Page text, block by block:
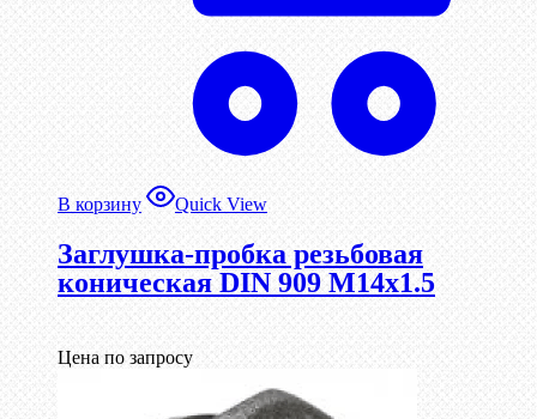
В корзину Quick View
Заглушка-пробка резьбовая
коническая DIN 909 М14х1.5
Цена по запросу